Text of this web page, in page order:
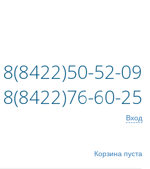
8(8422)50-52-09
8(8422)76-60-25
Вход
Корзина пуста